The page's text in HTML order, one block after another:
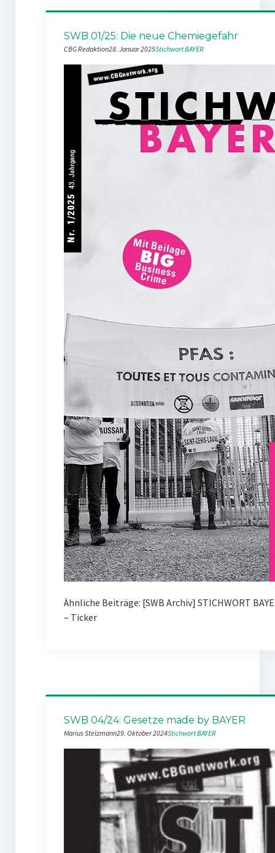
SWB 01/25: Die neue Chemiegefahr
CBG Redaktion28. Januar 2025Stichwort BAYER
Ähnliche Beiträge: [SWB Archiv] STICHWORT
– Ticker
SWB 04/24: Gesetze made by BAYER
Marius Stelzmann29. Oktober 2024Stichwort BAYER